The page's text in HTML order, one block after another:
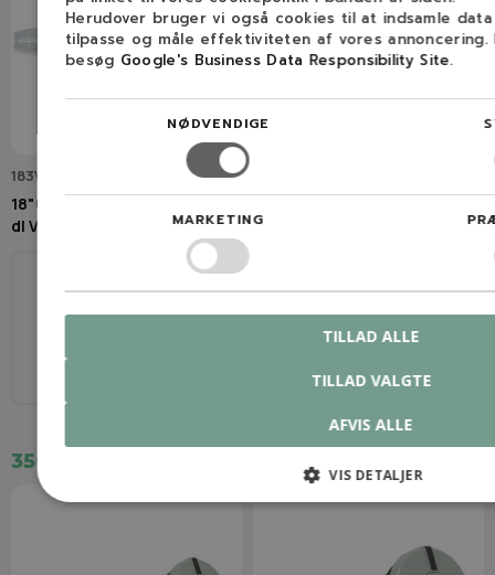
183VXLHD025
18"(45cm) / 3/8" / 1,6mm / 66
dl VersaCut Sværd
350,00 kr.
BPMR7A
37,00 kr.
Herudover bruger vi også cookies til at indsamle
tilpasse og måle effektiviteten af vores annoncering.
besøg Google's Business Data Responsibility Site.
NØDVENDIGE
MARKETING
TILLAD VALGTE
TILLAD ALLE
AFVIS ALLE
VIS DETALJER